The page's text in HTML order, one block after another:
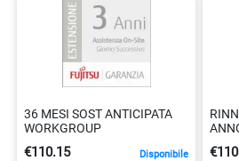
36 MESI SOST ANTICIPATA
WORKGROUP
€110.15 Disponibile